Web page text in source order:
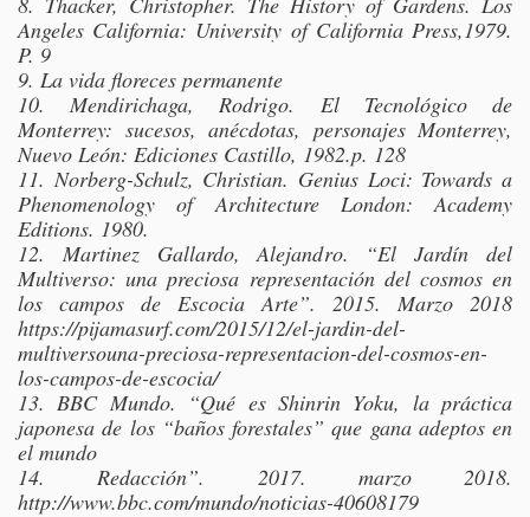
Angeles California: University of California Press,1979.
P. 9
9. La vida floreces permanente
10. Mendirichaga, Rodrigo. El Tecnológico de
Monterrey: sucesos, anécdotas, personajes Monterrey,
Nuevo León: Ediciones Castillo, 1982.p. 128
11. Norberg-Schulz, Christian. Genius Loci: Towards a
Phenomenology of Architecture London: Academy
Editions. 1980.
12. Martinez Gallardo, Alejandro. “El Jardín del
Multiverso: una preciosa representación del cosmos en
los campos de Escocia Arte”. 2015. Marzo 2018
https://pijamasurf.com/2015/12/el-jardin-del-
multiversouna-preciosa-representacion-del-cosmos-en-
los-campos-de-escocia/
13. BBC Mundo. “Qué es Shinrin Yoku, la práctica
japonesa de los “baños forestales” que gana adeptos en
el mundo
14. Redacción”. 2017. marzo 2018.
http://www.bbc.com/mundo/noticias-40608179